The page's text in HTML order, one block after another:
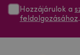
Hozzájárulok a
feldolgozásához.